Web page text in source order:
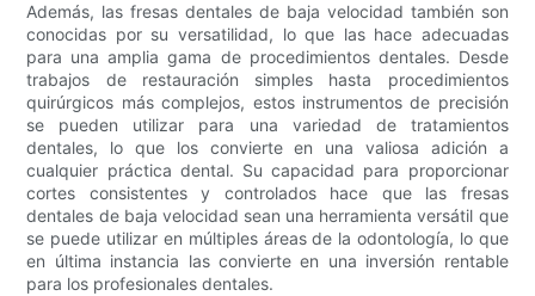
Además, las fresas dentales de baja velocidad también son
conocidas por su versatilidad, lo que las hace adecuadas
para una amplia gama de procedimientos dentales. Desde
trabajos de restauración simples hasta procedimientos
quirúrgicos más complejos, estos instrumentos de precisión
se pueden utilizar para una variedad de tratamientos
dentales, lo que los convierte en una valiosa adición a
cualquier práctica dental. Su capacidad para proporcionar
cortes consistentes y controlados hace que las fresas
dentales de baja velocidad sean una herramienta versátil que
se puede utilizar en múltiples áreas de la odontología, lo que
en última instancia las convierte en una inversión rentable
para los profesionales dentales.